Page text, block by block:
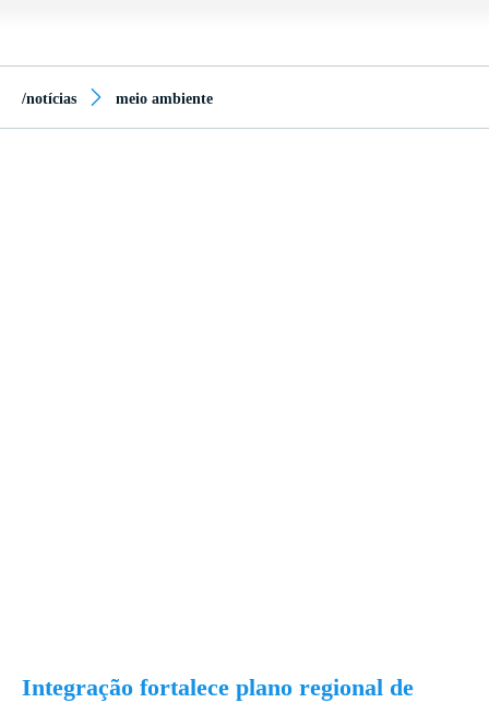
/notícias meio ambiente
Integração fortalece plano regional de